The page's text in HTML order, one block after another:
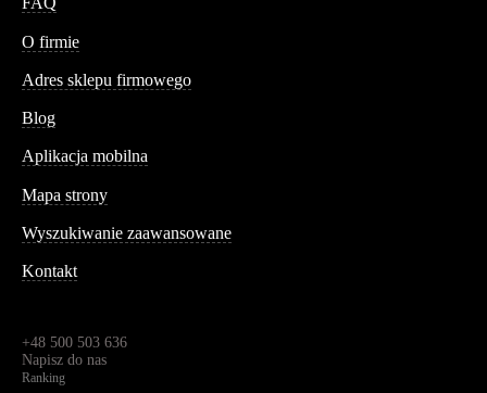
O firmie
Adres sklepu firmowego
Blog
Aplikacja mobilna
Mapa strony
Wyszukiwanie zaawansowane
Kontakt
+48 500 503 636
Napisz do nas
Ranking